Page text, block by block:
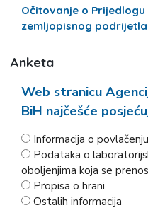
Očitovanje o
zemljopisnog podrijetla
Anketa
Web stranicu
BiH najčešće
Informacija o
Podataka o
oboljenjima koja se
Propisa o hrani
Ostalih informacija